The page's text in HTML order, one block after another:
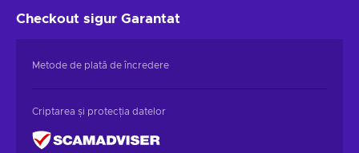
Checkout sigur Garantat
Metode de plată de încredere
Criptarea și protecția datelor